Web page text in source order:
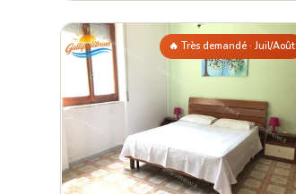
🔥 Très demandé · Juil/Août